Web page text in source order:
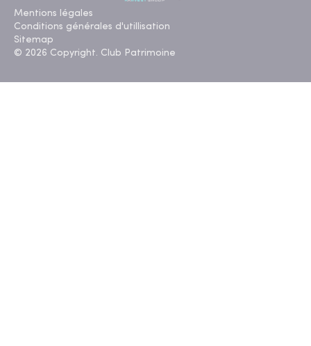
Mentions légales
Conditions générales d'utillisation
Sitemap
© 2026 Copyright. Club Patrimoine